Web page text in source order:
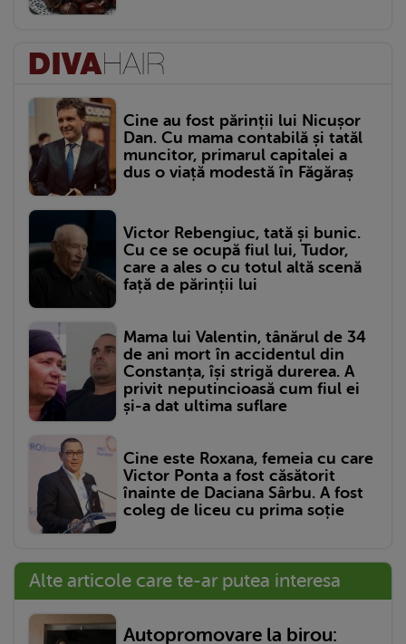
Cine au fost părinții lui Nicușor
Dan. Cu mama contabilă și tatăl
muncitor, primarul capitalei a
dus o viață modestă în Făgăraș
Victor Rebengiuc, tată și bunic.
Cu ce se ocupă fiul lui, Tudor,
care a ales o cu totul altă scenă
față de părinții lui
Mama lui Valentin, tânărul de 34
de ani mort în accidentul din
Constanța, își strigă durerea. A
privit neputincioasă cum fiul ei
și-a dat ultima suflare
Cine este Roxana, femeia cu care
Victor Ponta a fost căsătorit
înainte de Daciana Sârbu. A fost
coleg de liceu cu prima soție
Alte articole care te-ar putea interesa
Autopromovare la birou: